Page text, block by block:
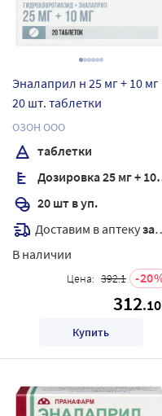
Эналаприл н 25 мг + 10 мг
20 шт. таблетки
ОЗОН ООО
таблетки
Дозировка 25 мг + 10 мг
20 шт в уп.
Доставим в аптекузавтра
В наличии
Цена: 392.1 20
312.10
Купить